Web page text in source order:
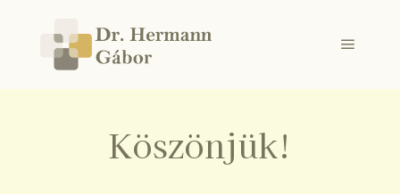
Köszönjük!